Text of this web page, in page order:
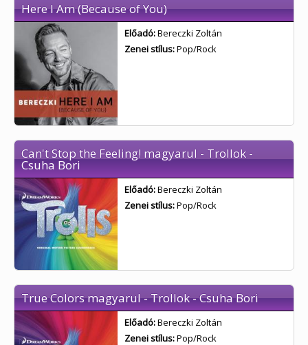
Here I Am (Because of You)
Előadó:Bereczki Zoltán
Zenei stílus:Pop/Rock
Can't Stop the Feeling! magyarul - Trollok -
Csuha Bori
Előadó:Bereczki Zoltán
Zenei stílus:Pop/Rock
True Colors magyarul - Trollok - Csuha Bori
Előadó:Bereczki Zoltán
Zenei stílus:Pop/Rock